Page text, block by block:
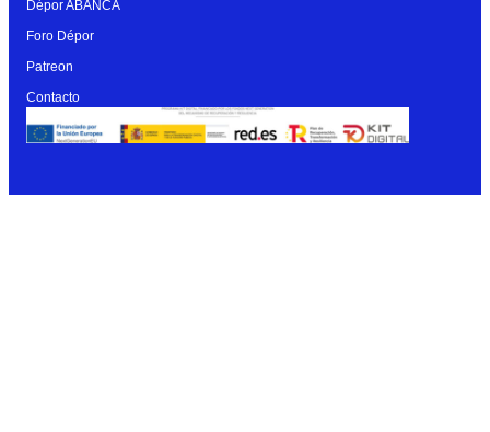
Dépor ABANCA
Foro Dépor
Patreon
Contacto